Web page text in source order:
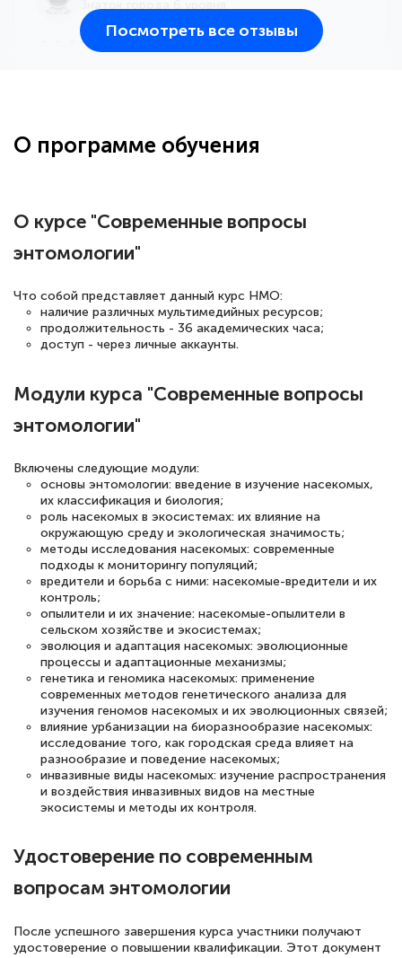
большое количество методических
Знаток города 5 уровня
18 марта 2026
повышения квалификации "Эксперт ЕГЭ по
русскому языку и литературе". Много
подготовиться к тестированию. Это
книги, методические рекомендации,
статьи. Времени на подготовку
достаточно. Курс помогает пройти
аттестацию в школе. Спасибо!
Евгения Коротких
Знаток города 2 уровня
12 марта 2026
Спасибо большое Академии! Грамотное,
вежливое сопровождение! Всё чётко и
понятно! Проходила повышение
Знаток города 5 уровня
Посмотреть все отзывы
О программе обучения
О курсе "Современные вопросы
энтомологии"
Что собой представляет данный курс НМО:
наличие различных мультимедийных ресурсов;
продолжительность - 36 академических часа;
доступ - через личные аккаунты.
Модули курса "Современные вопросы
энтомологии"
Включены следующие модули:
основы энтомологии: введение в изучение насекомых,
их классификация и биология;
роль насекомых в экосистемах: их влияние на
окружающую среду и экологическая значимость;
методы исследования насекомых: современные
подходы к мониторингу популяций;
вредители и борьба с ними: насекомые-вредители и их
контроль;
опылители и их значение: насекомые-опылители в
сельском хозяйстве и экосистемах;
эволюция и адаптация насекомых: эволюционные
процессы и адаптационные механизмы;
генетика и геномика насекомых: применение
современных методов генетического анализа для
изучения геномов насекомых и их эволюционных связей;
влияние урбанизации на биоразнообразие насекомых:
исследование того, как городская среда влияет на
разнообразие и поведение насекомых;
инвазивные виды насекомых: изучение распространения
и воздействия инвазивных видов на местные
экосистемы и методы их контроля.
Удостоверение по современным
вопросам энтомологии
После успешного завершения курса участники получают
удостоверение о повышении квалификации. Этот документ